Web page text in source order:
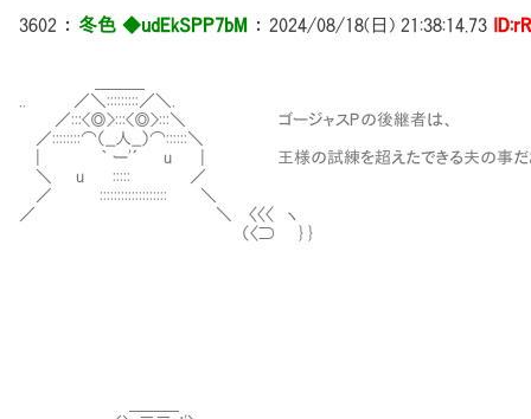
3602 ： 冬色 ◆udEkSPP7bM ： 2024/08/18(日) 21:38:14.73
.. ／＼:::::::::／＼.
／:::<◎>:::<◎>:::＼ ゴージャスPの後継者は、
／::::::::⌒（__人__）⌒::::::＼
| ｀ ー'´ u | 王様の試練を超えたできる夫の事だ
＼ u ::::: ／
／ ::::::::::::::::::: ＼
／ ＼ 〈〈〈 ヽ
（〈⊃ } }